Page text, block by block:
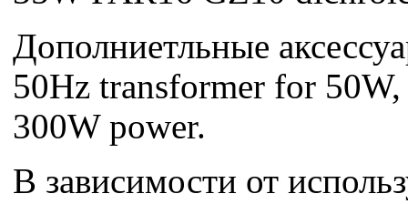
Дополниетльные
50Hz transformer for
300W power.
В зависимости от